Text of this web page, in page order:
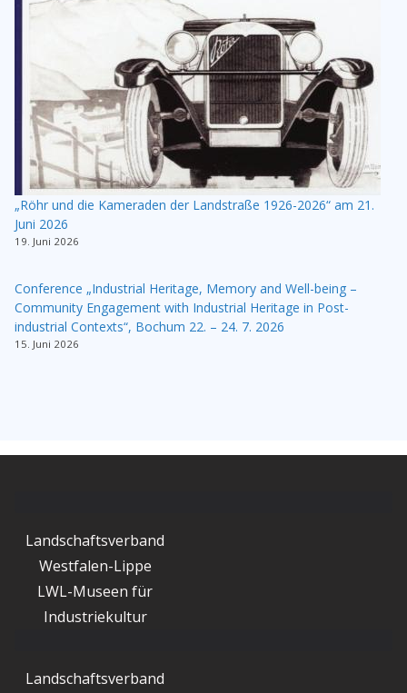
„Röhr und die Kameraden der Landstraße 1926-2026“ am 21.
Juni 2026
19. Juni 2026
Conference „Industrial Heritage, Memory and Well-being –
Community Engagement with Industrial Heritage in Post-
industrial Contexts“, Bochum 22. – 24. 7. 2026
15. Juni 2026
Landschaftsverband
Westfalen-Lippe
LWL-Museen für
Industriekultur
Landschaftsverband